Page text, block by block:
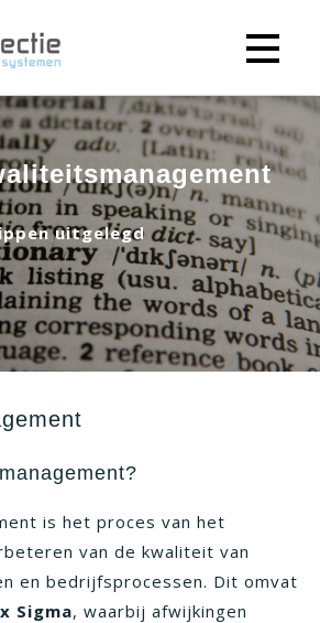
uitgelegd
is het proces van het
van de kwaliteit van
en bedrijfsprocessen. Dit omvat
Sigma, waarbij afwijkingen